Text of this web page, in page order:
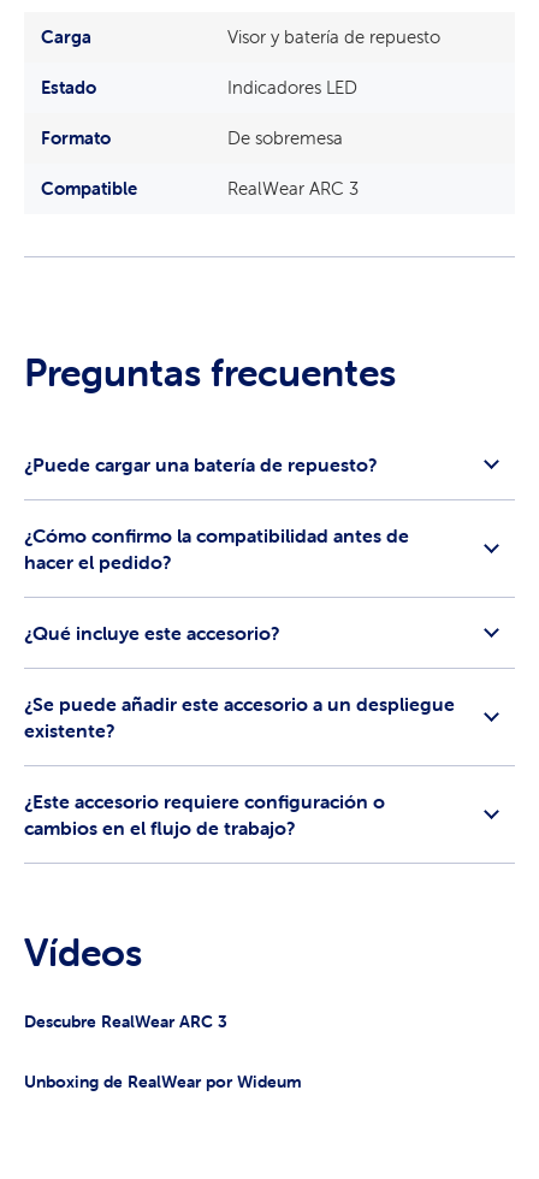
Carga Visor y batería de repuesto
Estado Indicadores LED
Formato De sobremesa
Compatible RealWear ARC 3
Preguntas frecuentes
¿Puede cargar una batería de repuesto?
¿Cómo confirmo la compatibilidad antes de
hacer el pedido?
¿Qué incluye este accesorio?
¿Se puede añadir este accesorio a un despliegue
existente?
¿Este accesorio requiere configuración o
cambios en el flujo de trabajo?
Vídeos
Descubre RealWear ARC 3
Unboxing de RealWear por Wideum